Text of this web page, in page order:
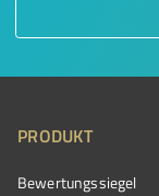
PRODUKT
Bewertungssiegel